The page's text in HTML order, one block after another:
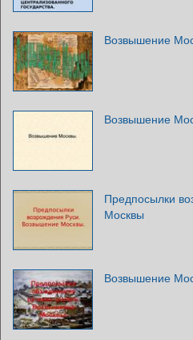
Возвышение
Возвышение
Предпосылки
Москвы
Возвышение